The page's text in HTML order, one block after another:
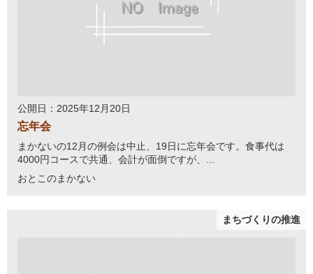
公開日：2025年12月20日
忘年会
まかないの12月の例会は中止、19日に忘年会です。食事代は
4000円コースで共通、会計が面倒ですが、...
おとこのまかない
まちづくりの推進